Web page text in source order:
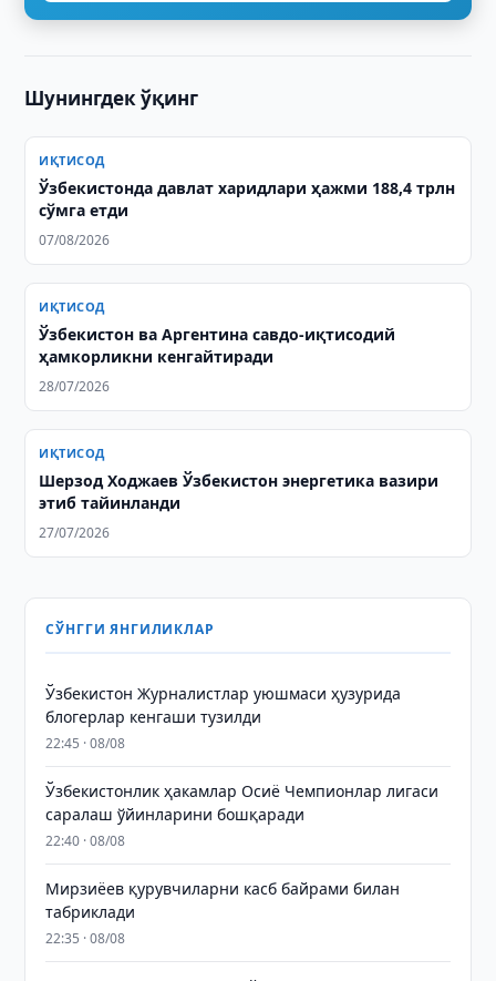
Шунингдек ўқинг
ИҚТИСОД
Ўзбекистонда давлат харидлари ҳажми 188,4 трлн
сўмга етди
07/08/2026
ИҚТИСОД
Ўзбекистон ва Аргентина савдо-иқтисодий
ҳамкорликни кенгайтиради
28/07/2026
ИҚТИСОД
Шерзод Ходжаев Ўзбекистон энергетика вазири
этиб тайинланди
27/07/2026
СЎНГГИ ЯНГИЛИКЛАР
Ўзбекистон Журналистлар уюшмаси ҳузурида
блогерлар кенгаши тузилди
22:45 · 08/08
Ўзбекистонлик ҳакамлар Осиё Чемпионлар лигаси
саралаш ўйинларини бошқаради
22:40 · 08/08
Мирзиёев қурувчиларни касб байрами билан
табриклади
22:35 · 08/08